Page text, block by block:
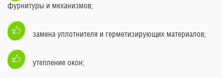
фурнитуры и механизмов;
замена уплотнителя и герметизирующих материалов;
утепление окон;